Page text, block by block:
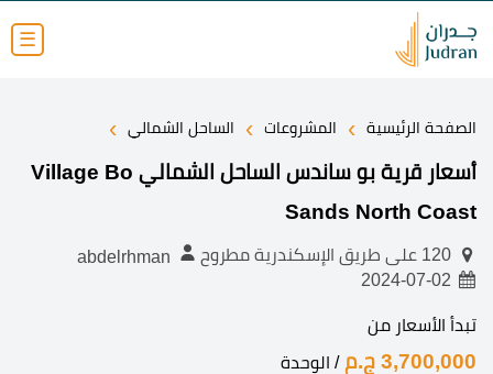
☰
الصفحة الرئيسية › المشروعات › الساحل الشمالي ›
أسعار قرية بو ساندس الساحل الشمالي Village Bo
Sands North Coast
120 على طريق الإسكندرية مطروح
تبدأ الأسعار من
3,700,000 ج.م / الوحدة